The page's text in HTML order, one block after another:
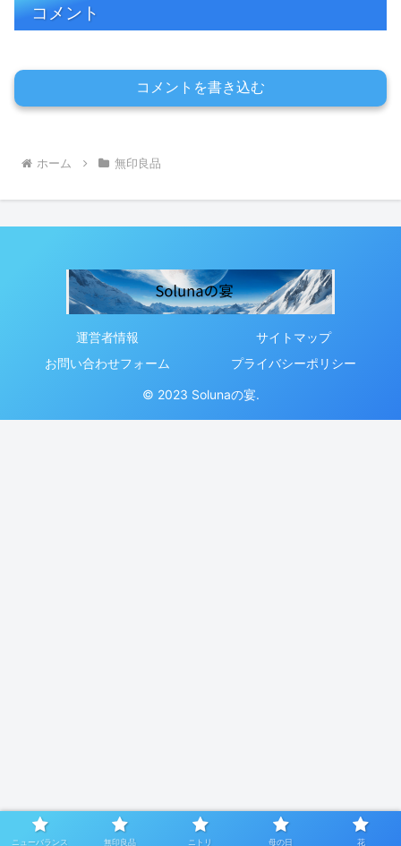
コメント
コメントを書き込む
ホーム 無印良品
運営者情報
サイトマップ
お問い合わせフォーム
プライバシーポリシー
© 2023 Solunaの宴.
ニューバランス 無印良品 ニトリ 母の日 花